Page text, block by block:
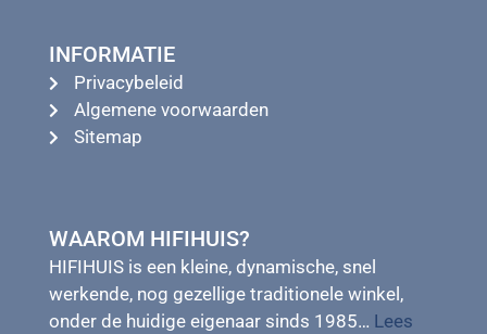
INFORMATIE
Privacybeleid
Algemene voorwaarden
Sitemap
WAAROM HIFIHUIS?
HIFIHUIS is een kleine, dynamische, snel
werkende, nog gezellige traditionele winkel,
onder de huidige eigenaar sinds 1985… Lees